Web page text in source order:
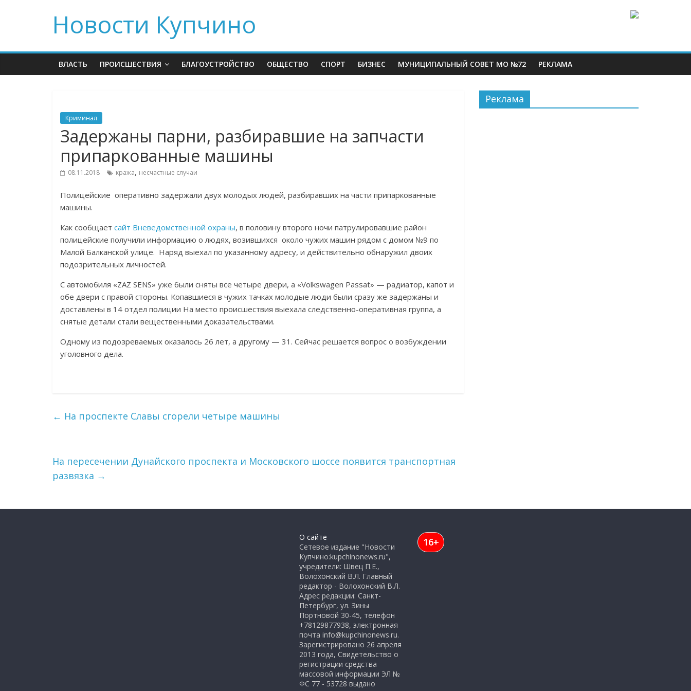
Новости Купчино
ВЛАСТЬ ПРОИСШЕСТВИЯ БЛАГОУСТРОЙСТВО ОБЩЕСТВО СПОРТ БИЗНЕС МУНИЦИПАЛЬНЫЙ СОВЕТ МО №72 РЕКЛАМА
Криминал
Задержаны парни, разбиравшие на запчасти
припаркованные машины
08.11.2018 кража, несчастные случаи
Полицейские оперативно задержали двух молодых людей, разбиравших на части припаркованные
машины.
Как сообщает сайт Вневедомственной охраны, в половину второго ночи патрулировавшие район
полицейские получили информацию о людях, возившихся около чужих машин рядом с домом №9 по
Малой Балканской улице. Наряд выехал по указанному адресу, и действительно обнаружил двоих
подозрительных личностей.
С автомобиля «ZAZ SENS» уже были сняты все четыре двери, а «Volkswagen Passat» — радиатор, капот и
обе двери с правой стороны. Копавшиеся в чужих тачках молодые люди были сразу же задержаны и
доставлены в 14 отдел полиции На место происшествия выехала следственно-оперативная группа, а
снятые детали стали вещественными доказательствами.
Одному из подозреваемых оказалось 26 лет, а другому — 31. Сейчас решается вопрос о возбуждении
уголовного дела.
← На проспекте Славы сгорели четыре машины
На пересечении Дунайского проспекта и Московского шоссе появится транспортная
развязка →
Реклама
О сайте
Сетевое издание "Новости
Купчино:kupchinonews.ru",
учредители: Швец П.Е.,
Волохонский В.Л. Главный
редактор - Волохонский В.Л.
Адрес редакции: Санкт-
Петербург, ул. Зины
Портновой 30-45, телефон
+78129877938, электронная
почта info@kupchinonews.ru.
Зарегистрировано 26 апреля
2013 года, Свидетельство о
регистрации средства
массовой информации ЭЛ №
ФС 77 - 53728 выдано
16+